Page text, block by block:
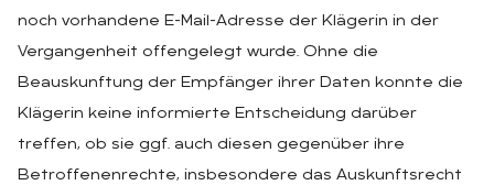
noch vorhandene E-Mail-Adresse der Klägerin in der
Vergangenheit offengelegt wurde. Ohne die
Beauskunftung der Empfänger ihrer Daten konnte die
Klägerin keine informierte Entscheidung darüber
treffen, ob sie ggf. auch diesen gegenüber ihre
Betroffenenrechte, insbesondere das Auskunftsrecht